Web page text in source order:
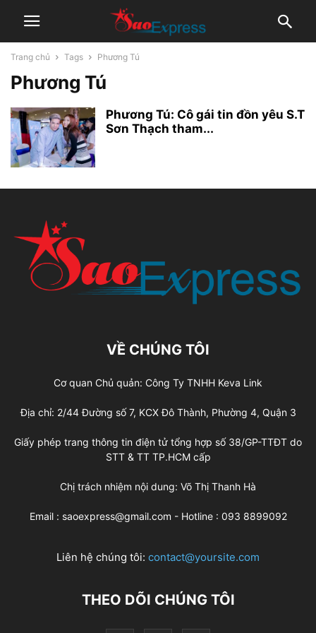
Trang chủ Tags Phương Tú
Phương Tú
Phương Tú: Cô gái tin đồn yêu S.T
Sơn Thạch tham...
VỀ CHÚNG TÔI
Cơ quan Chủ quản: Công Ty TNHH Keva Link
Địa chỉ: 2/44 Đường số 7, KCX Đô Thành, Phường 4, Quận 3
Giấy phép trang thông tin điện tử tổng hợp số 38/GP-TTĐT do
STT & TT TP.HCM cấp
Chị trách nhiệm nội dung: Võ Thị Thanh Hà
Email : saoexpress@gmail.com - Hotline : 093 8899092
Liên hệ chúng tôi: contact@yoursite.com
THEO DÕI CHÚNG TÔI